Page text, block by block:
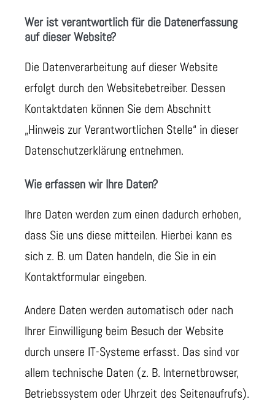
Wer ist verantwortlich für die Datenerfassung
auf dieser Website?
Die Datenverarbeitung auf dieser Website
erfolgt durch den Websitebetreiber. Dessen
Kontaktdaten können Sie dem Abschnitt
„Hinweis zur Verantwortlichen Stelle“ in dieser
Datenschutzerklärung entnehmen.
Wie erfassen wir Ihre Daten?
Ihre Daten werden zum einen dadurch erhoben,
dass Sie uns diese mitteilen. Hierbei kann es
sich z. B. um Daten handeln, die Sie in ein
Kontaktformular eingeben.
Andere Daten werden automatisch oder nach
Ihrer Einwilligung beim Besuch der Website
durch unsere IT-Systeme erfasst. Das sind vor
allem technische Daten (z. B. Internetbrowser,
Betriebssystem oder Uhrzeit des Seitenaufrufs).